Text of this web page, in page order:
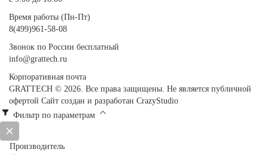
Время работы (Пн-Пт)
8(499)961-58-08
Звонок по России бесплатный
info@grattech.ru
Корпоративная почта
GRATTECH © 2026. Все права защищены. Не является публичной
офертой Сайт создан и разработан CrazyStudio
Фильтр по параметрам
Производитель